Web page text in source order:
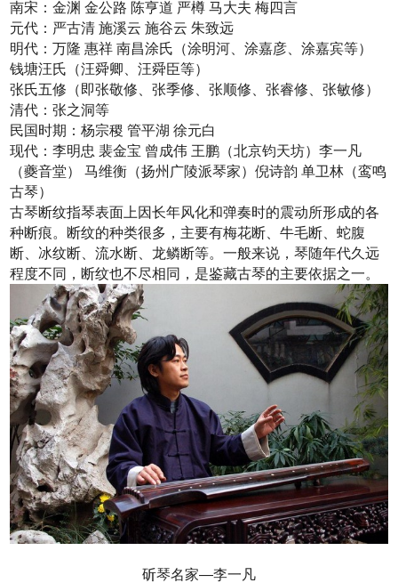
南宋：金渊 金公路 陈亨道 严樽 马大夫 梅四言
元代：严古清 施溪云 施谷云 朱致远
明代：万隆 惠祥 南昌涂氏（涂明河、涂嘉彦、涂嘉宾等）
钱塘汪氏（汪舜卿、汪舜臣等）
张氏五修（即张敬修、张季修、张顺修、张睿修、张敏修）
清代：张之洞等
民国时期：杨宗稷 管平湖 徐元白
现代：李明忠 裴金宝 曾成伟 王鹏（北京钧天坊）李一凡
（夔音堂） 马维衡（扬州广陵派琴家）倪诗韵 单卫林（鸾鸣
古琴）
古琴断纹指琴表面上因长年风化和弹奏时的震动所形成的各
种断痕。断纹的种类很多，主要有梅花断、牛毛断、蛇腹
断、冰纹断、流水断、龙鳞断等。一般来说，琴随年代久远
程度不同，断纹也不尽相同，是鉴藏古琴的主要依据之一。
斫琴名家—李一凡